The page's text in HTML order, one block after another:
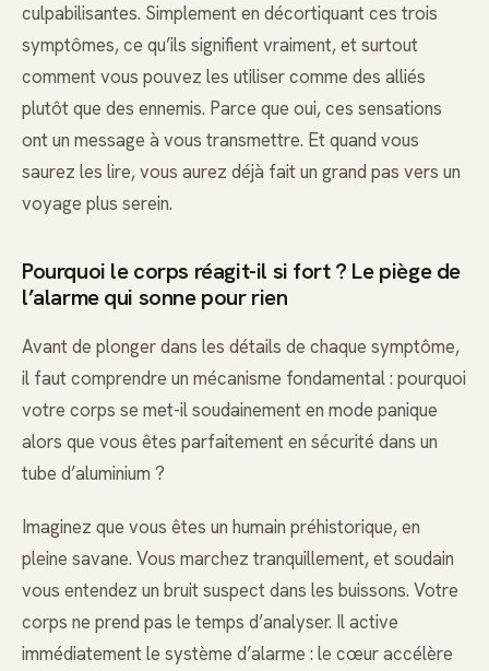
culpabilisantes. Simplement en décortiquant ces trois
symptômes, ce qu’ils signifient vraiment, et surtout
comment vous pouvez les utiliser comme des alliés
plutôt que des ennemis. Parce que oui, ces sensations
ont un message à vous transmettre. Et quand vous
saurez les lire, vous aurez déjà fait un grand pas vers un
voyage plus serein.
Pourquoi le corps réagit-il si fort ? Le piège de
l’alarme qui sonne pour rien
Avant de plonger dans les détails de chaque symptôme,
il faut comprendre un mécanisme fondamental : pourquoi
votre corps se met-il soudainement en mode panique
alors que vous êtes parfaitement en sécurité dans un
tube d’aluminium ?
Imaginez que vous êtes un humain préhistorique, en
pleine savane. Vous marchez tranquillement, et soudain
vous entendez un bruit suspect dans les buissons. Votre
corps ne prend pas le temps d’analyser. Il active
immédiatement le système d’alarme : le cœur accélère